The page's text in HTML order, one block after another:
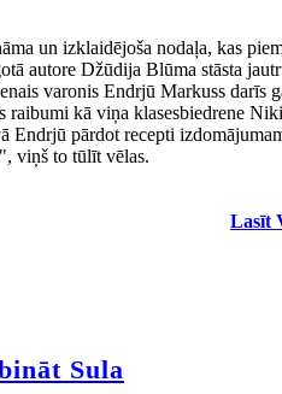
un izklaidējoša nodaļa, kas
autore Džūdija Blūma stāsta
varonis Endrjū Markuss darīs
raibumi kā viņa klasesbiedrene
Endrjū pārdot recepti
viņš to tūlīt vēlas.
Lasīt
Sula